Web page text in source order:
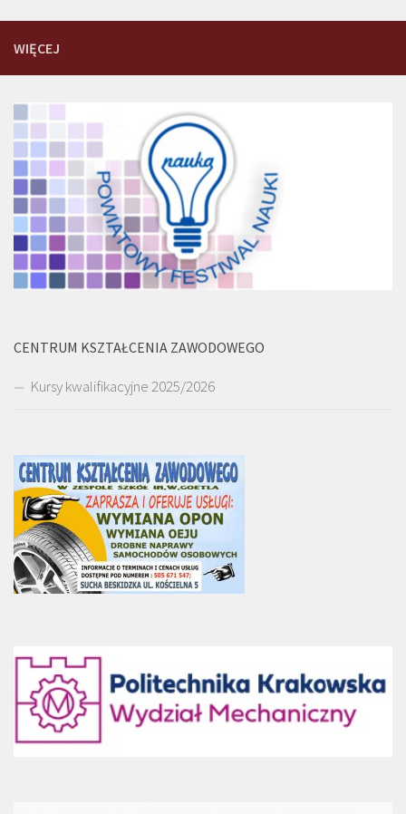
WIĘCEJ
CENTRUM KSZTAŁCENIA ZAWODOWEGO
Kursy kwalifikacyjne 2025/2026